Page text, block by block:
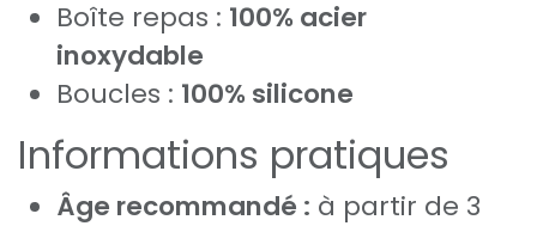
Boîte repas : 100% acier
inoxydable
Boucles : 100% silicone
Informations pratiques
Âge recommandé : à partir de 3